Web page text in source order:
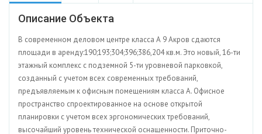
Описание Объекта
В современном деловом центре класса А 9 Акров сдаются
площади в аренду:190;193;304;396;386,204 кв.м. Это новый, 16-ти
этажный комплекс с подземной 5-ти уровневой парковкой,
созданный с учетом всех современных требований,
предъявляемым к офисным помещениям класса А. Офисное
пространство спроектированное на основе открытой
планировки с учетом всех эргономических требований,
высочайший уровень технической оснащенности. Приточно-